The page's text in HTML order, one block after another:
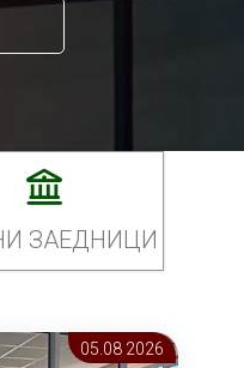
ЗАЕДНИЦИ
05.08 2026